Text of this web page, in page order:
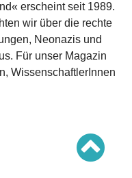
erscheint seit 1989.
wir über die rechte
Neonazis und
Für unser Magazin
WissenschaftlerInnen